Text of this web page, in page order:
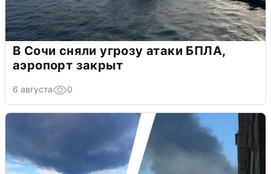
В Сочи сняли угрозу атаки БПЛА,
аэропорт закрыт
6 августа 0